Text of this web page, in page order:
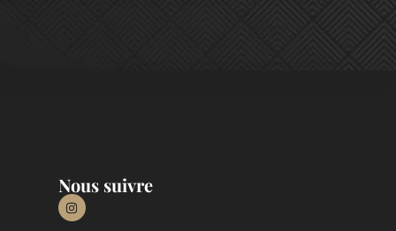
Nous suivre